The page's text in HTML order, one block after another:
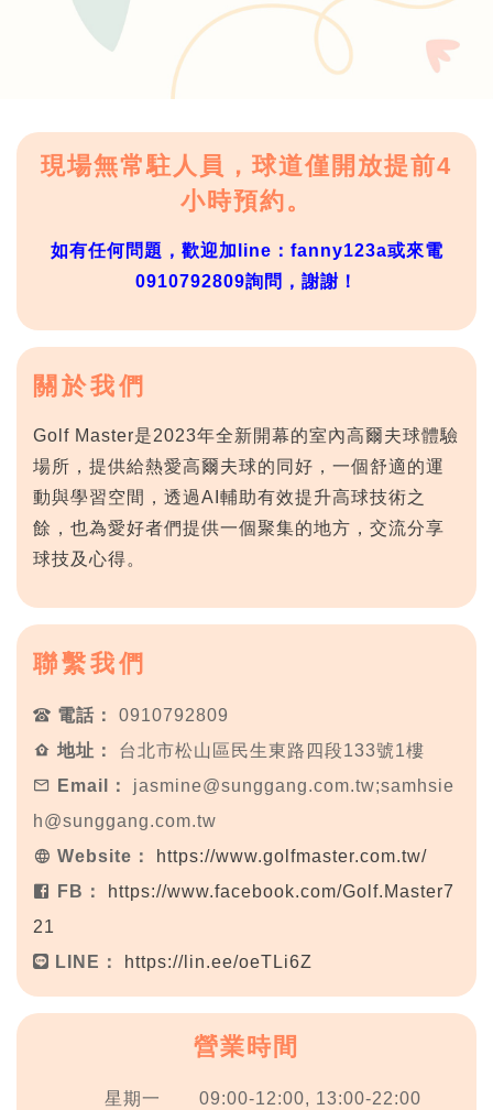
現場無常駐人員，球道僅開放提前4
小時預約。
如有任何問題，歡迎加line：fanny123a或來電
0910792809詢問，謝謝！
關於我們
Golf Master是2023年全新開幕的室內高爾夫球體驗
場所，提供給熱愛高爾夫球的同好，一個舒適的運
動與學習空間，透過AI輔助有效提升高球技術之
餘，也為愛好者們提供一個聚集的地方，交流分享
球技及心得。
聯繫我們
電話：
0910792809
地址：
台北市松山區民生東路四段133號1樓
Email：
jasmine@sunggang.com.tw;samhsie
h@sunggang.com.tw
Website：
https://www.golfmaster.com.tw/
FB：
https://www.facebook.com/Golf.Master7
21
LINE：
https://lin.ee/oeTLi6Z
營業時間
星期一
09:00-12:00, 13:00-22:00